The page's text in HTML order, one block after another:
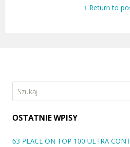
↑ Return to
Szukaj:
OSTATNIE WPISY
63 PLACE ON TOP 100 ULTRA